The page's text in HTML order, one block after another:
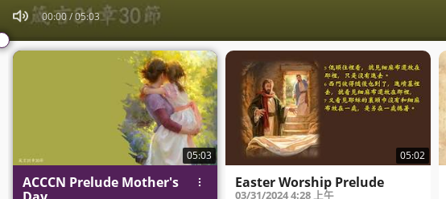
00:00/05:03
05:03
ACCCN Prelude Mother's
05:02
Easter Worship Prelude
03/31/20244:28 上午